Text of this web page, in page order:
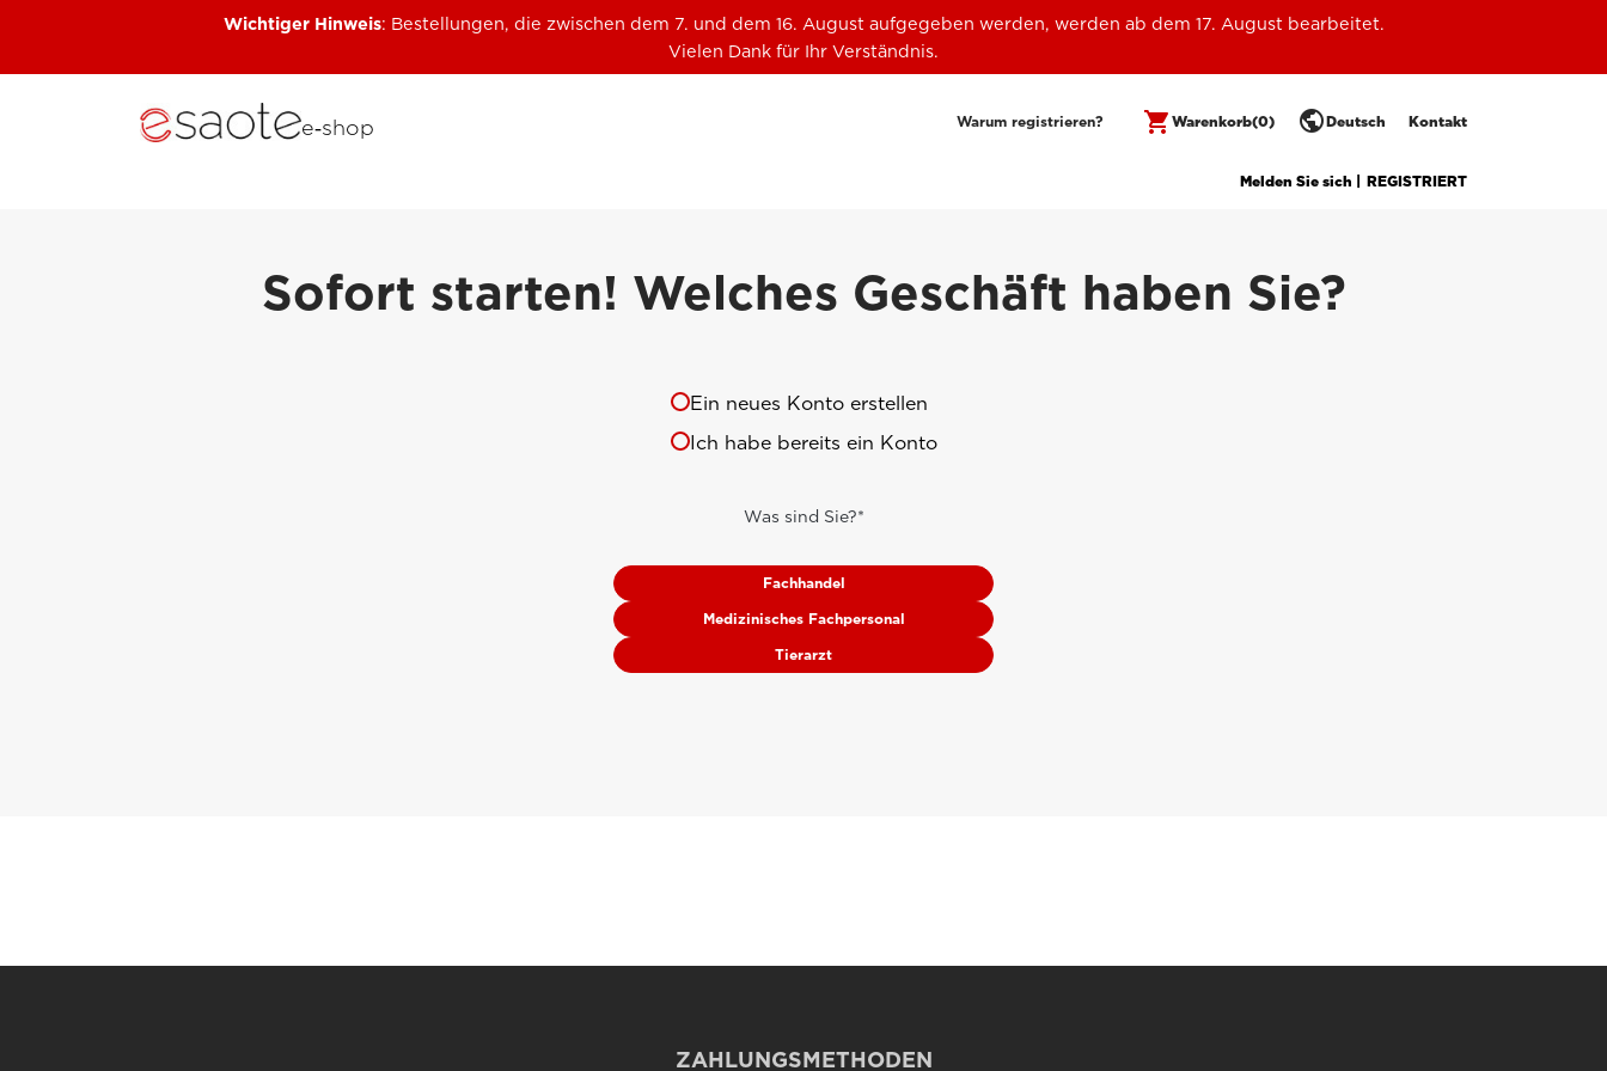
Wichtiger Hinweis: Bestellungen, die zwischen dem 7. und dem 16. August aufgegeben werden, werden ab dem 17. August bearbeitet.
Vielen Dank für Ihr Verständnis.
e‑shop Warum registrieren? Kontakt
publicDeutsch
shopping_cart Warenkorb(0)
Melden Sie sich | REGISTRIERT
Sofort starten! Welches Geschäft haben Sie?
Ein neues Konto erstellen
Ich habe bereits ein Konto
Was sind Sie?*
Fachhandel
Medizinisches Fachpersonal
Tierarzt
ZAHLUNGSMETHODEN